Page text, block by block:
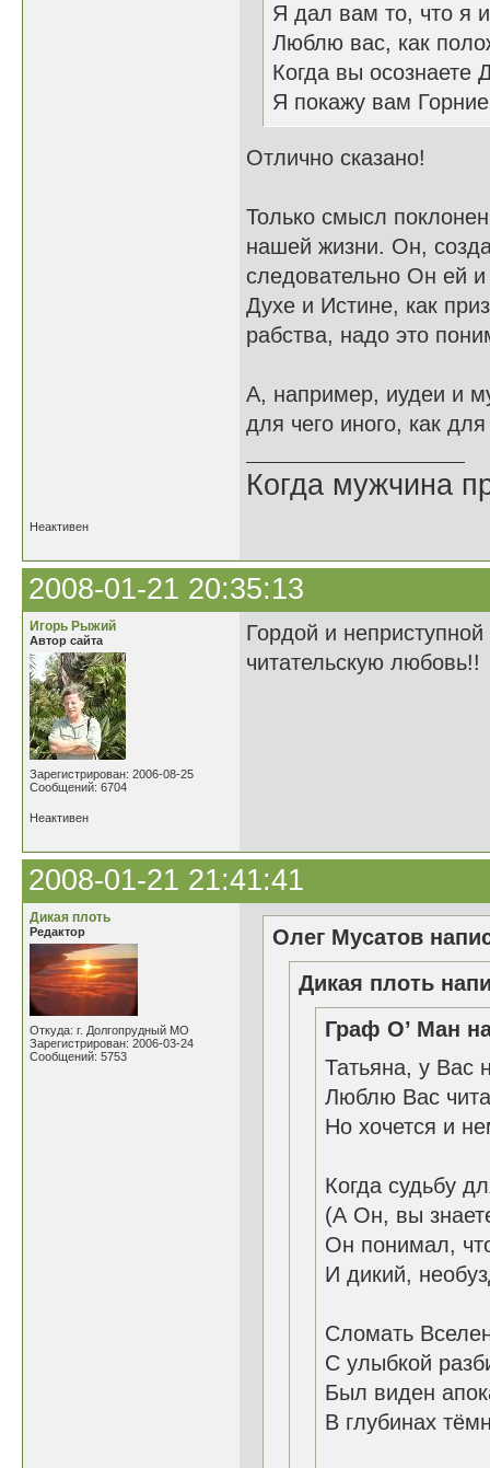
Я дал вам то, что я
Люблю вас, как
Когда вы осознаете
Я покажу вам
Отлично сказано!
Только смысл
нашей жизни. Он,
следовательно Он ей
Духе и Истине, как
рабства, надо это
А, например, иудеи и
для чего иного, как
Когда мужчина
Неактивен
2008-01-21 20:35:13
Игорь Рыжий
Автор сайта
Зарегистрирован: 2006-08-25
Сообщений: 6704
Гордой и
читательскую любовь!!
Неактивен
2008-01-21 21:41:41
Дикая плоть
Редактор
Откуда: г. Долгопрудный МО
Зарегистрирован: 2006-03-24
Сообщений: 5753
Олег Мусатов
Дикая плоть
Граф О’ Ман
Татьяна, у Вас
Люблю Вас
Но хочется и
Когда судьбу
(А Он, вы
Он понимал,
И дикий,
Сломать
С улыбкой
Был виден
В глубинах